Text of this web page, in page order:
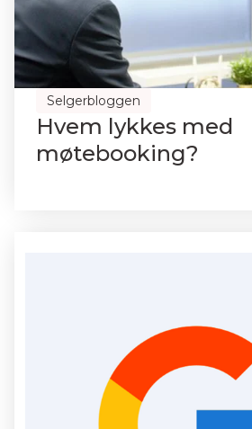
Selgerbloggen
Hvem lykkes med
møtebooking?